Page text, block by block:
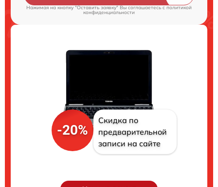
Нажимая на кнопку "Оставить заявку" Вы соглашаетесь cполитикой
конфиденциальности
-20%
Скидка по
предварительной
записи на сайте